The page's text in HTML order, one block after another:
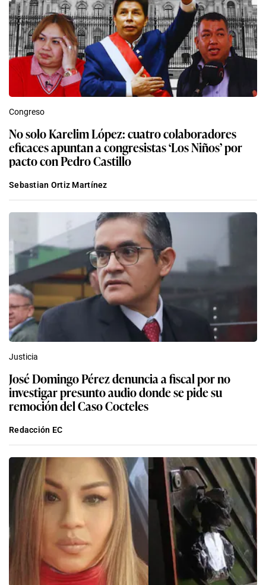
Congreso
No solo Karelim López: cuatro colaboradores
eficaces apuntan a congresistas ‘Los Niños’ por
pacto con Pedro Castillo
Sebastian Ortiz Martínez
Justicia
José Domingo Pérez denuncia a fiscal por no
investigar presunto audio donde se pide su
remoción del Caso Cocteles
Redacción EC